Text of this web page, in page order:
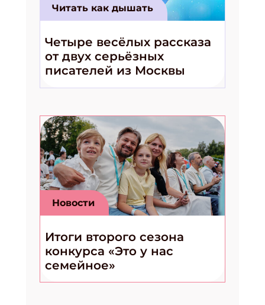
Читать как дышать
Четыре весёлых рассказа
от двух серьёзных
писателей из Москвы
Новости
Итоги второго сезона
конкурса «Это у нас
семейное»
Укажите Ваш Email